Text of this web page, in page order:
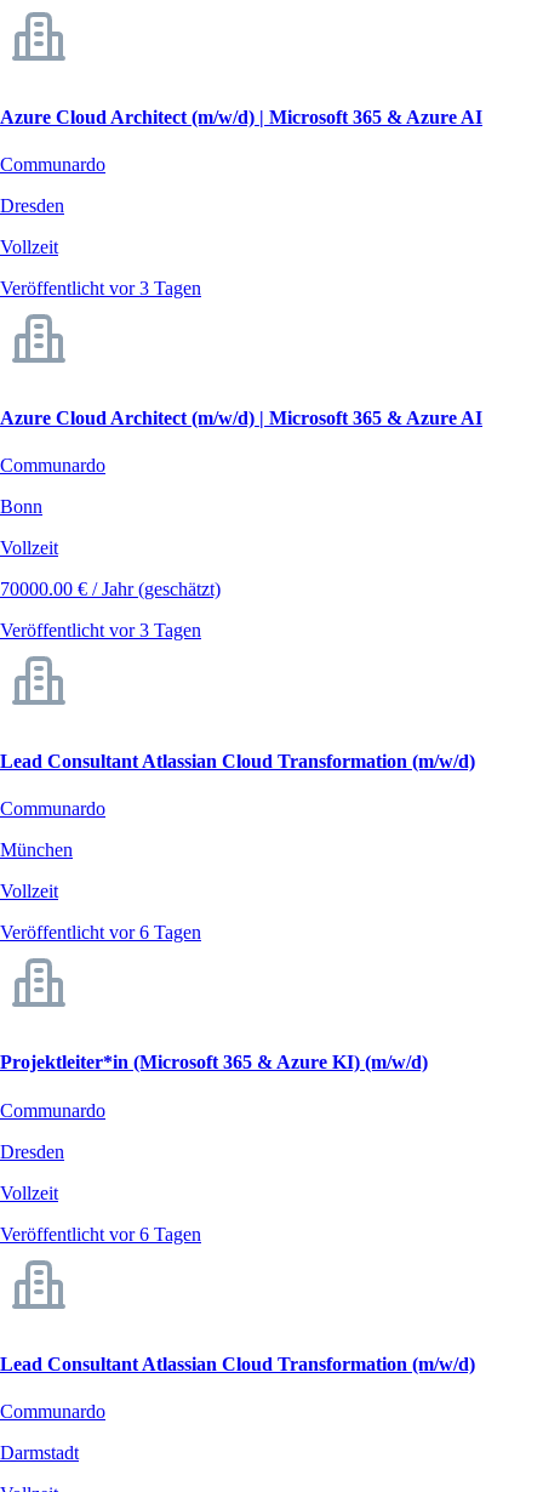
Azure Cloud Architect (m/w/d) | Microsoft 365 & Azure AI
Communardo
Dresden
Vollzeit
Veröffentlicht vor 3 Tagen
Azure Cloud Architect (m/w/d) | Microsoft 365 & Azure AI
Communardo
Bonn
Vollzeit
70000.00 € / Jahr (geschätzt)
Veröffentlicht vor 3 Tagen
Lead Consultant Atlassian Cloud Transformation (m/w/d)
Communardo
München
Vollzeit
Veröffentlicht vor 6 Tagen
Projektleiter*in (Microsoft 365 & Azure KI) (m/w/d)
Communardo
Dresden
Vollzeit
Veröffentlicht vor 6 Tagen
Lead Consultant Atlassian Cloud Transformation (m/w/d)
Communardo
Darmstadt